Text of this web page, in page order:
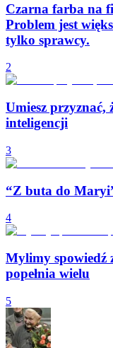
Czarna farba na
Problem jest
tylko sprawcy.
2
Umiesz przyznać,
inteligencji
3
“Z buta do
4
Mylimy spowiedź
popełnia wielu
5